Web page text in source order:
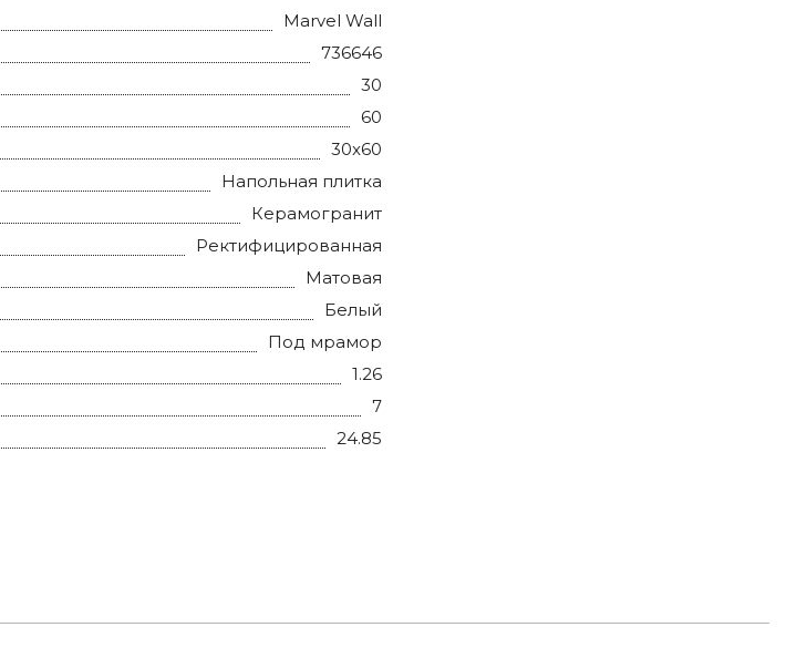
Marvel Wall
736646
30
60
30x60
Напольная плитка
Керамогранит
Ректифицированная
Матовая
Белый
Под мрамор
1.26
7
24.85